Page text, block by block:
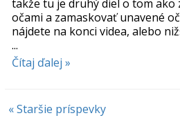
takže tu je druhý diel o tom
očami a zamaskovať unavené
nájdete na konci videa, alebo
...
Čítaj ďalej »
« Staršie príspevky